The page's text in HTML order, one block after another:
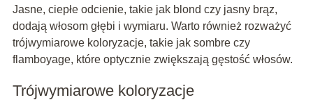
Jasne, ciepłe odcienie, takie jak blond czy jasny brąz,
dodają włosom głębi i wymiaru. Warto również rozważyć
trójwymiarowe koloryzacje, takie jak sombre czy
flamboyage, które optycznie zwiększają gęstość włosów.
Trójwymiarowe koloryzacje